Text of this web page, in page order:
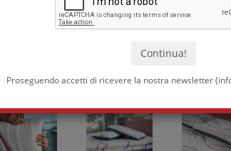
Proseguendo accetti di ricevere la nostra newsletter (